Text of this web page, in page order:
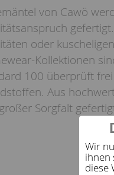
Wir
ihnen
diese
von Cawö
oder
Kollektionen
100 überprüft
Aus
Sorgfalt